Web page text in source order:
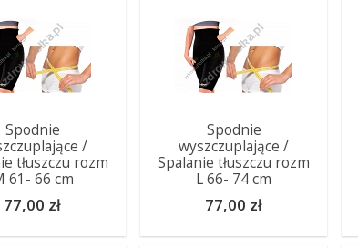
Spodnie
/
tłuszczu rozm
61- 66 cm
77,00 zł
Spodnie
wyszczuplające /
Spalanie tłuszczu rozm
L 66- 74 cm
77,00 zł